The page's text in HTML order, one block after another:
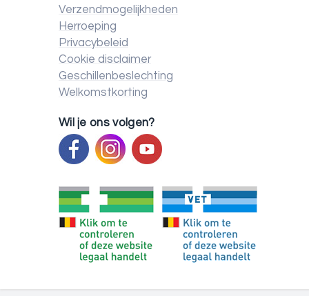
Verzendmogelijkheden
Herroeping
Privacybeleid
Cookie disclaimer
Geschillenbeslechting
Welkomstkorting
Wil je ons volgen?